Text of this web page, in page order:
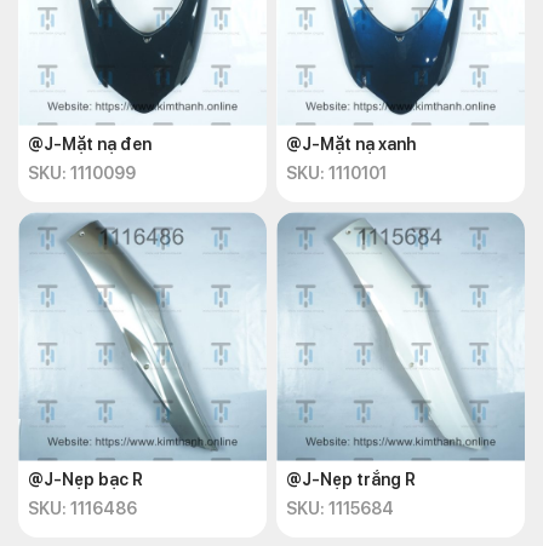
@J-Mặt nạ đen
SKU: 1110099
@J-Mặt nạ xanh
SKU: 1110101
@J-Nẹp bạc R
SKU: 1116486
@J-Nẹp trắng R
SKU: 1115684